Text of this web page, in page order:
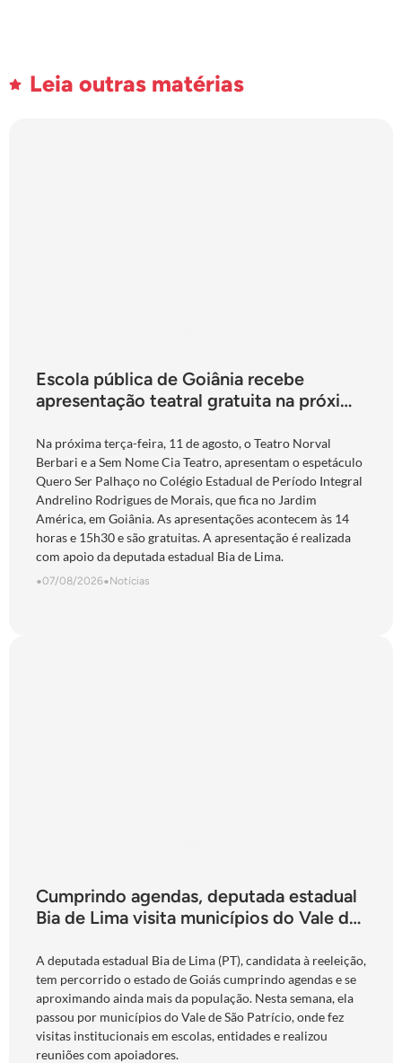
Leia outras matérias
Escola pública de Goiânia recebe
apresentação teatral gratuita na próxima
Na próxima terça-feira, 11 de agosto, o Teatro Norval
Berbari e a Sem Nome Cia Teatro, apresentam o espetáculo
Quero Ser Palhaço no Colégio Estadual de Período Integral
Andrelino Rodrigues de Morais, que fica no Jardim
América, em Goiânia. As apresentações acontecem às 14
horas e 15h30 e são gratuitas. A apresentação é realizada
com apoio da deputada estadual Bia de Lima.
•07/08/2026•Notícias
Cumprindo agendas, deputada estadual
Bia de Lima visita municípios do Vale do
A deputada estadual Bia de Lima (PT), candidata à reeleição,
tem percorrido o estado de Goiás cumprindo agendas e se
aproximando ainda mais da população. Nesta semana, ela
passou por municípios do Vale de São Patrício, onde fez
visitas institucionais em escolas, entidades e realizou
reuniões com apoiadores.